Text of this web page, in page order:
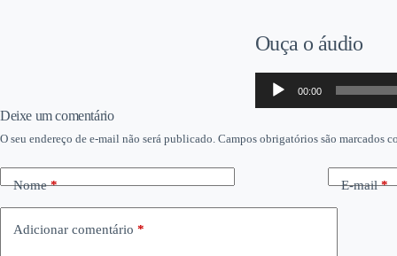
Ouça o áudio
Tocador
áudio
00:00
Deixe um comentário
O seu endereço de e-mail não será publicado. Campos obrigatórios são marcados
Nome* E-mail*
Adicionar comentário *